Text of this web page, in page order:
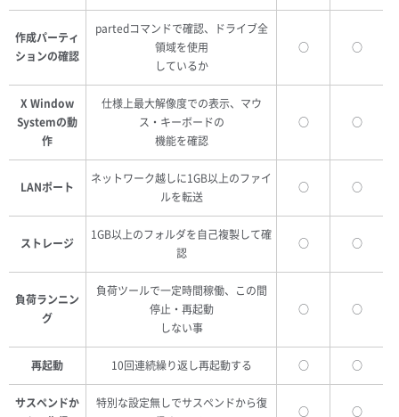
作成パーティ
ションの確認
partedコマンドで確認、ドライブ全
領域を使用
しているか
○ ○
X Window
Systemの動
作
仕様上最大解像度での表示、マウ
ス・キーボードの
機能を確認
○ ○
LANポート
ネットワーク越しに1GB以上のファイ
ルを転送
○ ○
ストレージ
1GB以上のフォルダを自己複製して確
認
○ ○
負荷ランニン
グ
負荷ツールで一定時間稼働、この間
停止・再起動
しない事
○ ○
再起動 10回連続繰り返し再起動する ○ ○
サスペンドか
特別な設定無しでサスペンドから復
○ ○